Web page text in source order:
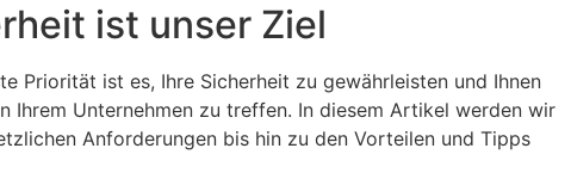
ist unser Ziel
Priorität ist es, Ihre Sicherheit zu gewährleisten und Ihnen
Unternehmen zu treffen. In diesem Artikel werden wir
Anforderungen bis hin zu den Vorteilen und Tipps